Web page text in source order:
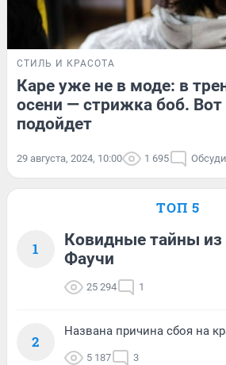
СТИЛЬ И КРАСОТА
Каре уже не в моде: в
осени — стрижка боб.
подойдет
29 августа, 2024, 10:00 1 695
ТОП 5
1
Ковидные тайны из
Фаучи
25 294 1
2
Названа причина сбоя на
5 187 3